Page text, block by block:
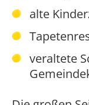
alte
veraltete